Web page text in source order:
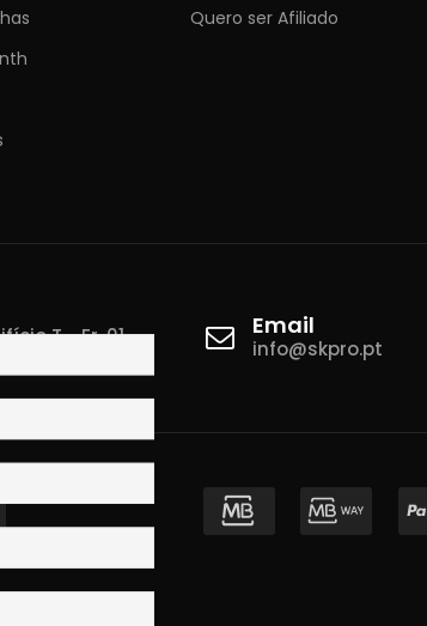
Quero ser Afiliado
T - Fr. 01
Email
info@skpro.pt